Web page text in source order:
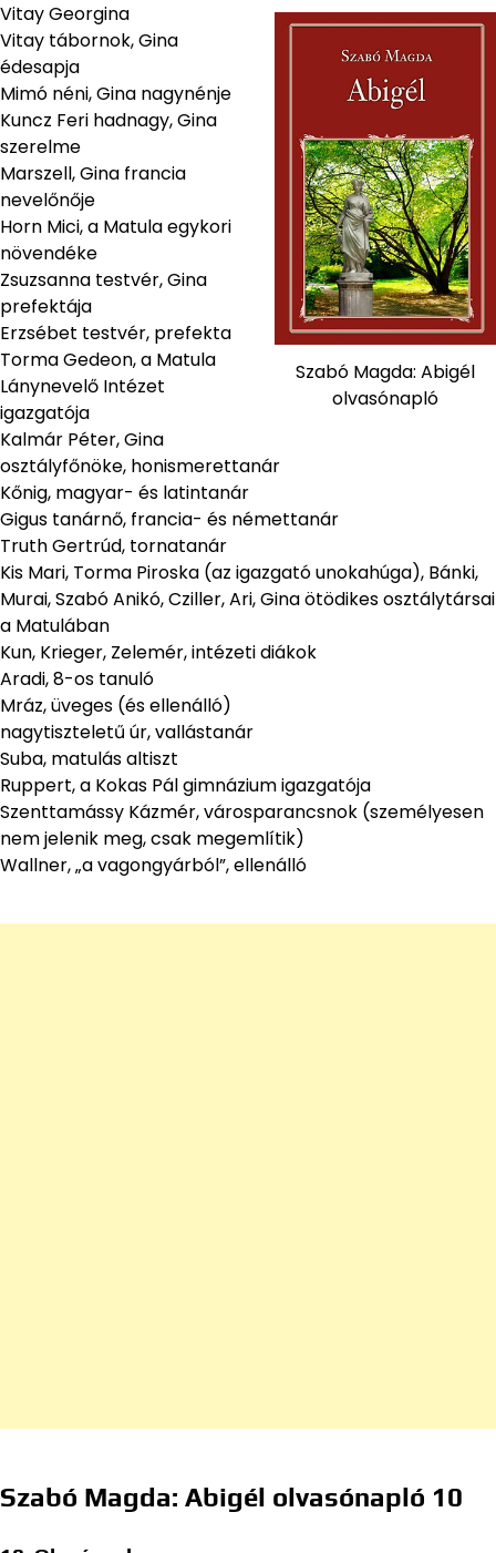
Szabó Magda: Abigél
olvasónapló
Vitay Georgina
Vitay tábornok, Gina
édesapja
Mimó néni, Gina nagynénje
Kuncz Feri hadnagy, Gina
szerelme
Marszell, Gina francia
nevelőnője
Horn Mici, a Matula egykori
növendéke
Zsuzsanna testvér, Gina
prefektája
Erzsébet testvér, prefekta
Torma Gedeon, a Matula
Lánynevelő Intézet
igazgatója
Kalmár Péter, Gina
osztályfőnöke, honismerettanár
Kőnig, magyar- és latintanár
Gigus tanárnő, francia- és némettanár
Truth Gertrúd, tornatanár
Kis Mari, Torma Piroska (az igazgató unokahúga), Bánki,
Murai, Szabó Anikó, Cziller, Ari, Gina ötödikes osztálytársai
a Matulában
Kun, Krieger, Zelemér, intézeti diákok
Aradi, 8-os tanuló
Mráz, üveges (és ellenálló)
nagytiszteletű úr, vallástanár
Suba, matulás altiszt
Ruppert, a Kokas Pál gimnázium igazgatója
Szenttamássy Kázmér, városparancsnok (személyesen
nem jelenik meg, csak megemlítik)
Wallner, „a vagongyárból”, ellenálló
Szabó Magda: Abigél olvasónapló 10